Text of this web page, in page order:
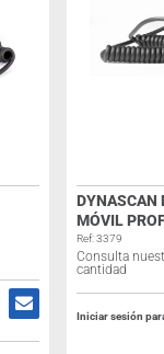
DYNASCAN
MÓVIL
Ref: 3379
Consulta
cantidad
Iniciar sesión